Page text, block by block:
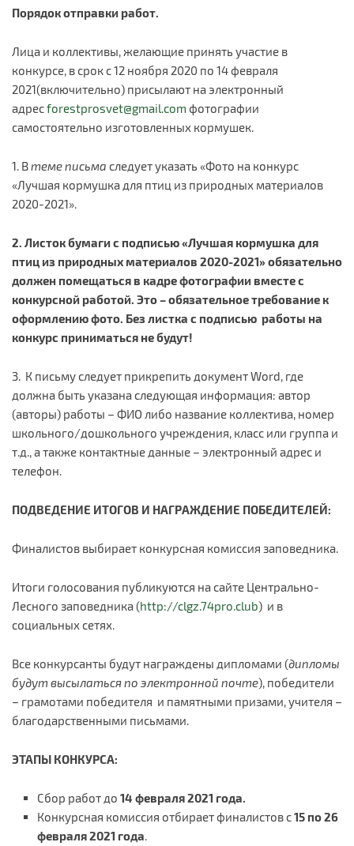
Порядок отправки работ.
Лица и коллективы, желающие принять участие в
конкурсе, в срок с 12 ноября 2020 по 14 февраля
2021(включительно) присылают на электронный
адресforestprosvet@gmail.com фотографии
самостоятельно изготовленных кормушек.
1. Втеме письма следует указать «Фото на конкурс
«Лучшая кормушка для птиц из природных материалов
2020-2021».
2. Листок бумаги с подписью «Лучшая кормушка для
птиц из природных материалов 2020-2021» обязательно
должен помещаться в кадре фотографии вместе с
конкурсной работой. Это – обязательное требование к
оформлению фото. Без листка с подписью работы на
конкурс приниматься не будут!
3. К письму следует прикрепить документ Word, где
должна быть указана следующая информация: автор
(авторы) работы – ФИО либо название коллектива, номер
школьного/дошкольного учреждения, класс или группа и
т.д., а также контактные данные – электронный адрес и
телефон.
ПОДВЕДЕНИЕ ИТОГОВ И НАГРАЖДЕНИЕ ПОБЕДИТЕЛЕЙ:
Финалистов выбирает конкурсная комиссия заповедника.
Итоги голосования публикуются на сайте Центрально-
Лесного заповедника (http://clgz.74pro.club) и в
социальных сетях.
Все конкурсанты будут награждены дипломами (дипломы
будут высылаться по электронной почте), победители
– грамотами победителя и памятными призами, учителя –
благодарственными письмами.
ЭТАПЫ КОНКУРСА:
Сбор работ до 14 февраля 2021 года.
Конкурсная комиссия отбирает финалистов с15 по 26
февраля 2021 года.